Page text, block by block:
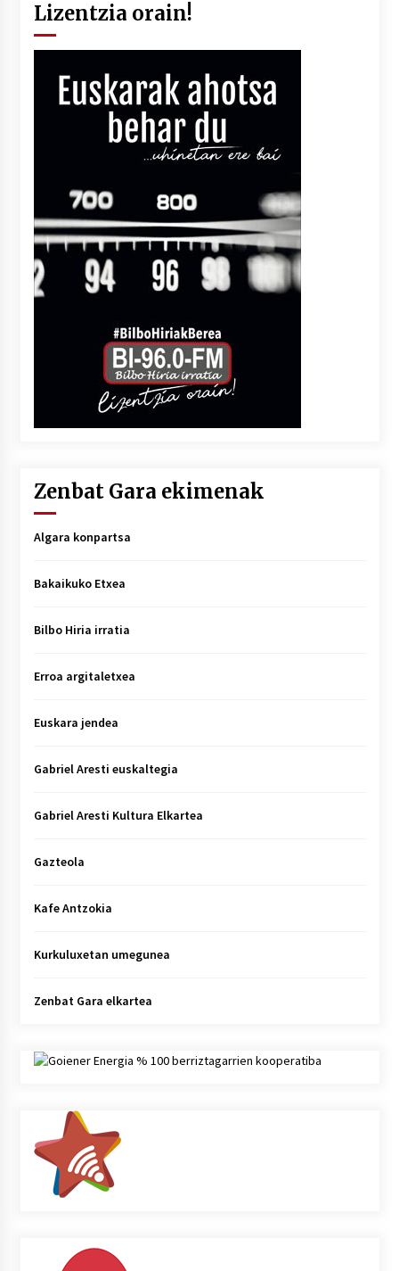
Lizentzia orain!
Zenbat Gara ekimenak
Algara konpartsa
Bakaikuko Etxea
Bilbo Hiria irratia
Erroa argitaletxea
Euskara jendea
Gabriel Aresti euskaltegia
Gabriel Aresti Kultura Elkartea
Gazteola
Kafe Antzokia
Kurkuluxetan umegunea
Zenbat Gara elkartea